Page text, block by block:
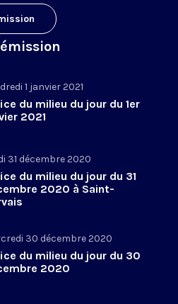
1 janvier 2021
du milieu du jour du 1er
2021
31 décembre 2020
du milieu du jour du 31
2020 à Saint-
30 décembre 2020
du milieu du jour du 30
2020